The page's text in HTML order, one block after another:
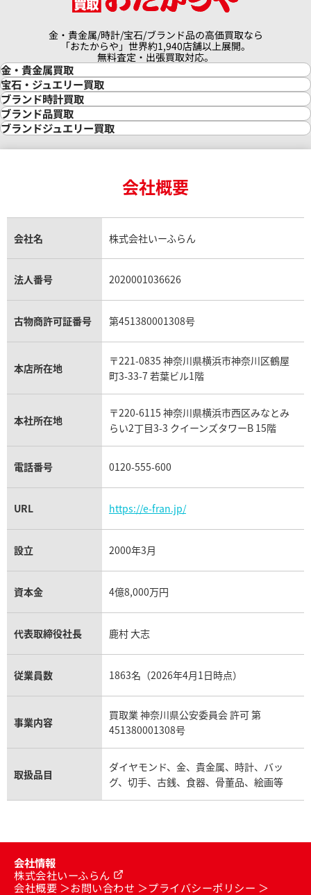
金・貴金属/時計/宝石/ブランド品の高価買取なら
「おたからや」世界約1,940店舗以上展開。
無料査定・出張買取対応。
金・貴金属買取
金買取
金の相場価格情報
金の参考買取価格一覧
インゴット買取
インゴットの相場価格情報
24金買取
金貨買取
貴金属買取
銀・シルバー買取
パラジウム買取
宝石・ジュエリー買取
宝石・ジュエリー買取
ダイヤモンド買取
ダイヤモンド・宝石の参考価格一覧
リング・結婚指輪買取
エメラルド買取
トパーズ買取
タンザナイト買取
パライバトルマリン買取
キャッツアイ買取
ガーネット買取
アクアマリン買取
ブランド時計買取
時計買取
ロレックス買取
ロレックス デイトナ買取
ロレックス サブマリーナー買取
ロレックス エクスプローラー買取
ロレックス デイトジャスト買取
パテック フィリップ買取
パテック フィリップノーチラス買取
ヴァシュロン・コンスタンタン買取
オメガ買取
カルティエ買取
フランク ミュラー買取
リシャール・ミル買取
パネライ買取
チューダー（チュードル）買取
ブランド品買取
ブランド買取
ルイ・ヴィトン買取
ルイ・ヴィトン買取の参考価格一覧
シャネル マトラッセ買取
セリーヌ買取
プラダ買取
ブランドジュエリー買取
ヴァンクリーフ＆アーペル買取
ショーメ買取
ダミアーニ買取
モーブッサン買取
会社概要
会社名 株式会社いーふらん
法人番号 2020001036626
古物商許可証番号 第451380001308号
本店所在地
〒221-0835 神奈川県横浜市神奈川区鶴屋
町3-33-7 若葉ビル1階
本社所在地
〒220-6115 神奈川県横浜市西区みなとみ
らい2丁目3-3 クイーンズタワーB 15階
電話番号 0120-555-600
URL https://e-fran.jp/
設立 2000年3月
資本金 4億8,000万円
代表取締役社長 鹿村 大志
従業員数 1863名（2026年4月1日時点）
事業内容
買取業 神奈川県公安委員会 許可 第
451380001308号
取扱品目
ダイヤモンド、金、貴金属、時計、バッ
グ、切手、古銭、食器、骨董品、絵画等
会社情報
株式会社いーふらん
会社概要
お問い合わせ
プライバシーポリシー